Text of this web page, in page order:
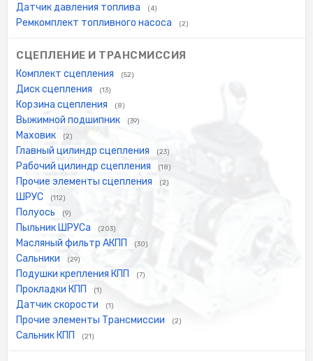
Датчик давления топлива (4)
Ремкомплект топливного насоса (2)
СЦЕПЛЕНИЕ И ТРАНСМИССИЯ
Комплект сцепления (52)
Диск сцепления (13)
Корзина сцепления (8)
Выжимной подшипник (39)
Маховик (2)
Главный цилиндр сцепления (23)
Рабочий цилиндр сцепления (18)
Прочие элементы сцепления (2)
ШРУС (112)
Полуось (9)
Пыльник ШРУСа (203)
Масляный фильтр АКПП (30)
Сальники (29)
Подушки крепления КПП (7)
Прокладки КПП (1)
Датчик скорости (1)
Прочие элементы Трансмиссии (2)
Сальник КПП (21)